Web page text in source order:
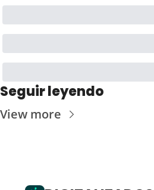
Seguir leyendo
View more